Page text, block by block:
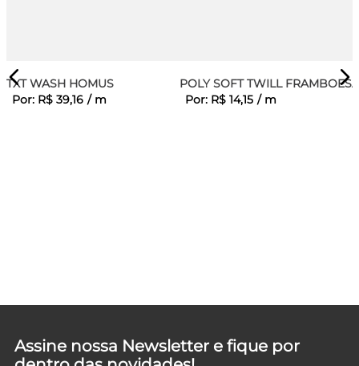
TXT WASH HOMUS
Por: R$ 39,16 / m
POLY SOFT TWILL FRAMBOESA
Por: R$ 14,15 / m
Assine nossa Newsletter e fique por